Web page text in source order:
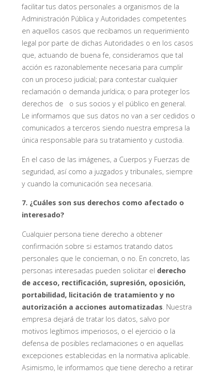
facilitar tus datos personales a organismos de la
Administración Pública y Autoridades competentes
en aquellos casos que recibamos un requerimiento
legal por parte de dichas Autoridades o en los casos
que, actuando de buena fe, consideramos que tal
acción es razonablemente necesaria para cumplir
con un proceso judicial; para contestar cualquier
reclamación o demanda jurídica; o para proteger los
derechos de o sus socios y el público en general.
Le informamos que sus datos no van a ser cedidos o
comunicados a terceros siendo nuestra empresa la
única responsable para su tratamiento y custodia.
En el caso de las imágenes, a Cuerpos y Fuerzas de
seguridad, así como a juzgados y tribunales, siempre
y cuando la comunicación sea necesaria.
7. ¿Cuáles son sus derechos como afectado o
interesado?
Cualquier persona tiene derecho a obtener
confirmación sobre si estamos tratando datos
personales que le conciernan, o no. En concreto, las
personas interesadas pueden solicitar el derecho
de acceso, rectificación, supresión, oposición,
portabilidad, licitación de tratamiento y no
autorización a acciones automatizadas . Nuestra
empresa dejará de tratar los datos, salvo por
motivos legítimos imperiosos, o el ejercicio o la
defensa de posibles reclamaciones o en aquellas
excepciones establecidas en la normativa aplicable.
Asimismo, le informamos que tiene derecho a retirar